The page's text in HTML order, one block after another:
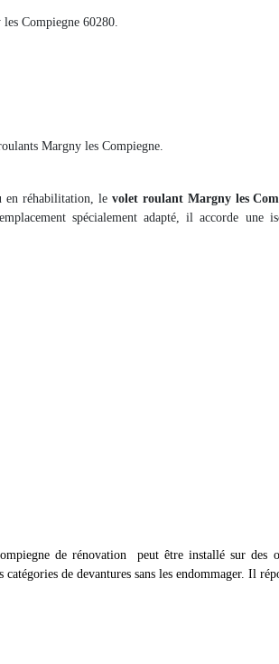
Compiegne 60280.
Margny les Compiegne.
en réhabilitation, le volet roulant Margny les
spécialement adapté, il accorde
de rénovation
peut être installé sur des
catégories de devantures sans les endommager. Il